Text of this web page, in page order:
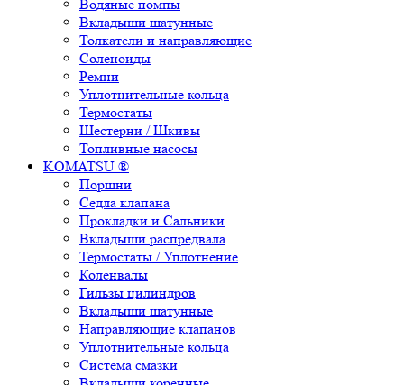
Водяные помпы
Вкладыши шатунные
Толкатели и направляющие
Соленоиды
Ремни
Уплотнительные кольца
Термостаты
Шестерни / Шкивы
Топливные насосы
KOMATSU ®
Поршни
Седла клапана
Прокладки и Сальники
Вкладыши распредвала
Термостаты / Уплотнение
Коленвалы
Гильзы цилиндров
Вкладыши шатунные
Направляющие клапанов
Уплотнительные кольца
Система смазки